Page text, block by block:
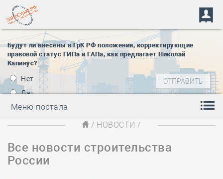
Будут ли внесены в ГрК РФ положения, корректирующие
правовой статус ГИПа и ГАПа, как предлагает Николай
Капинус?
Нет
Да
Меню портала
/ НОВОСТИ /
Все новости строительства
России